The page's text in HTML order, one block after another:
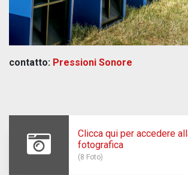
contatto: Pressioni Sonore
Clicca qui per accedere
fotografica
(8 Foto)